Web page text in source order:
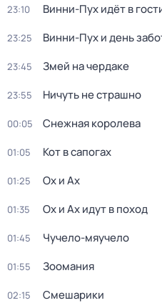
23:10 Винни-Пух идёт в
23:25 Винни-Пух и день
23:45 Змей на чердаке
23:55 Ничуть не страшно
00:05 Снежная королева
01:05 Кот в сапогах
01:25 Ох и Ах
01:35 Ох и Ах идут в поход
01:45 Чучело-мяучело
01:55 Зоомания
02:15 Смешарики